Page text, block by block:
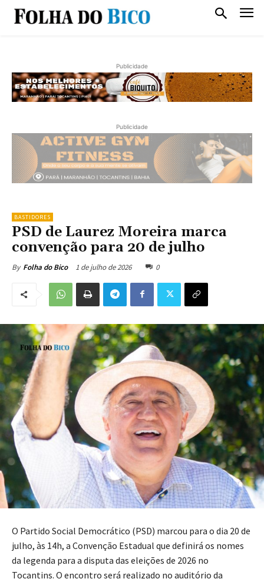
Publicidade
Publicidade
BASTIDORES
PSD de Laurez Moreira marca
convenção para 20 de julho
By Folha do Bico 1 de julho de 2026 0
O Partido Social Democrático (PSD) marcou para o dia 20 de
julho, às 14h, a Convenção Estadual que definirá os nomes
da legenda para a disputa das eleições de 2026 no
Tocantins. O encontro será realizado no auditório da